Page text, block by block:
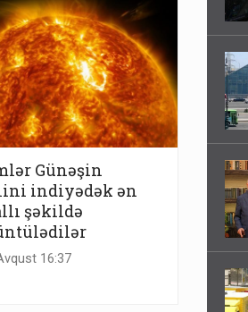
Günəşin
indiyədək ən
şəkildə
16:37